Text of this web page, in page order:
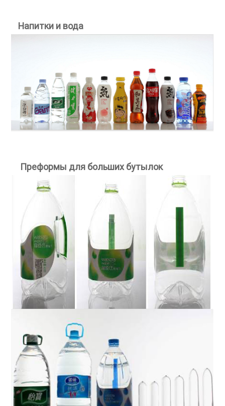
Напитки и вода
Преформы для больших бутылок